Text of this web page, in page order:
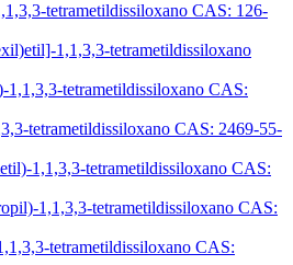
tetrametildissiloxano CAS: 126-
1,1,3,3-tetrametildissiloxano
tetrametildissiloxano CAS:
tetrametildissiloxano CAS: 2469-55-
1,1,3,3-tetrametildissiloxano CAS:
1,1,3,3-tetrametildissiloxano CAS:
tetrametildissiloxano CAS: